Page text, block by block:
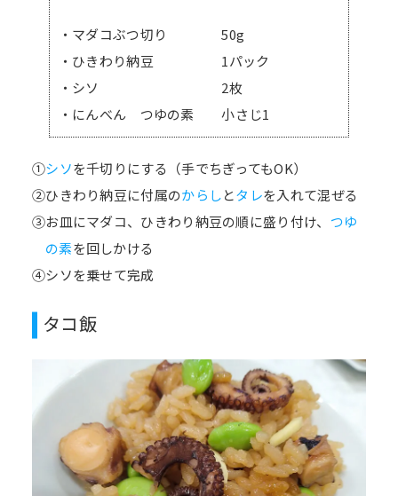
・マダコぶつ切り 50g
・ひきわり納豆 1パック
・シソ 2枚
・にんべん つゆの素 小さじ1
①シソを千切りにする（手でちぎってもOK）
②ひきわり納豆に付属のからしとタレを入れて混ぜる
③お皿にマダコ、ひきわり納豆の順に盛り付け、 つゆ
の素を回しかける
④シソを乗せて完成
タコ飯